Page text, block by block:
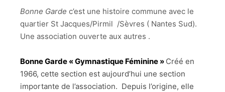
Bonne Garde c’est une histoire commune avec le
quartier St Jacques/Pirmil /Sèvres ( Nantes Sud).
Une association ouverte aux autres .
Bonne Garde « Gymnastique Féminine » Créé en
1966, cette section est aujourd’hui une section
importante de l’association. Depuis l’origine, elle